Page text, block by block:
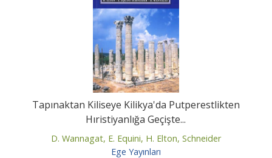
Tapınaktan Kiliseye Kilikya'da Putperestlikten
Hıristiyanlığa Geçişte...
D. Wannagat, E. Equini, H. Elton, Schneider
Ege Yayınları